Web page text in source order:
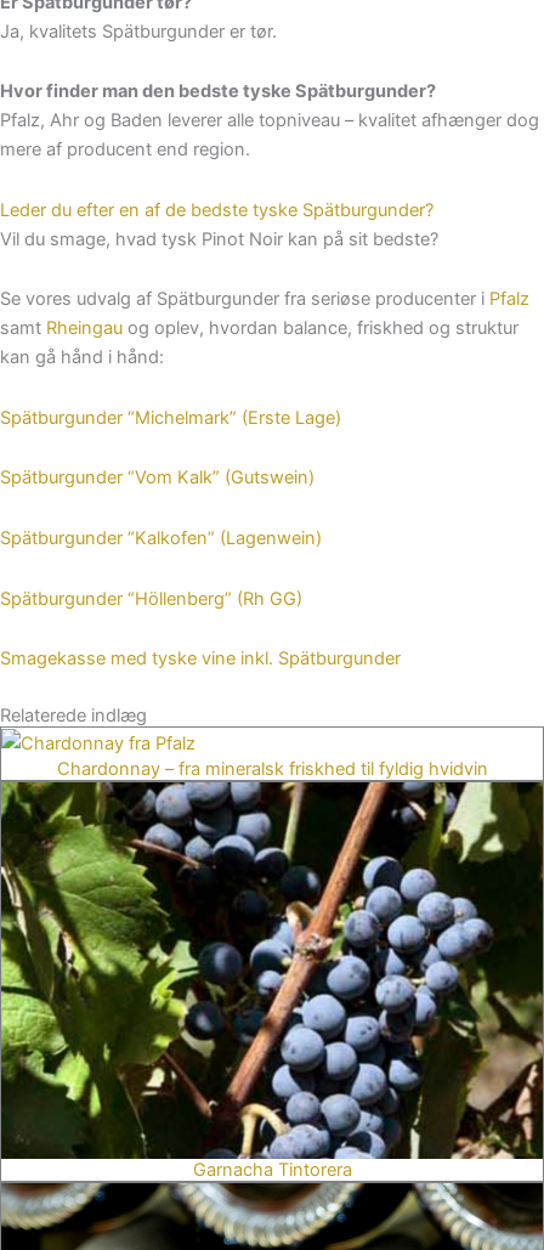
Ja, kvalitets Spätburgunder er tør.
Hvor finder man den bedste tyske Spätburgunder?
Pfalz, Ahr og Baden leverer alle topniveau – kvalitet afhænger dog
mere af producent end region.
Leder du efter en af de bedste tyske Spätburgunder?
Vil du smage, hvad tysk Pinot Noir kan på sit bedste?
Se vores udvalg af Spätburgunder fra seriøse producenter i Pfalz
samt Rheingau og oplev, hvordan balance, friskhed og struktur
kan gå hånd i hånd:
Spätburgunder “Michelmark” (Erste Lage)
Spätburgunder “Vom Kalk” (Gutswein)
Spätburgunder “Kalkofen” (Lagenwein)
Spätburgunder “Höllenberg” (Rh GG)
Smagekasse med tyske vine inkl. Spätburgunder
Relaterede indlæg
Chardonnay – fra mineralsk friskhed til fyldig hvidvin
Garnacha Tintorera